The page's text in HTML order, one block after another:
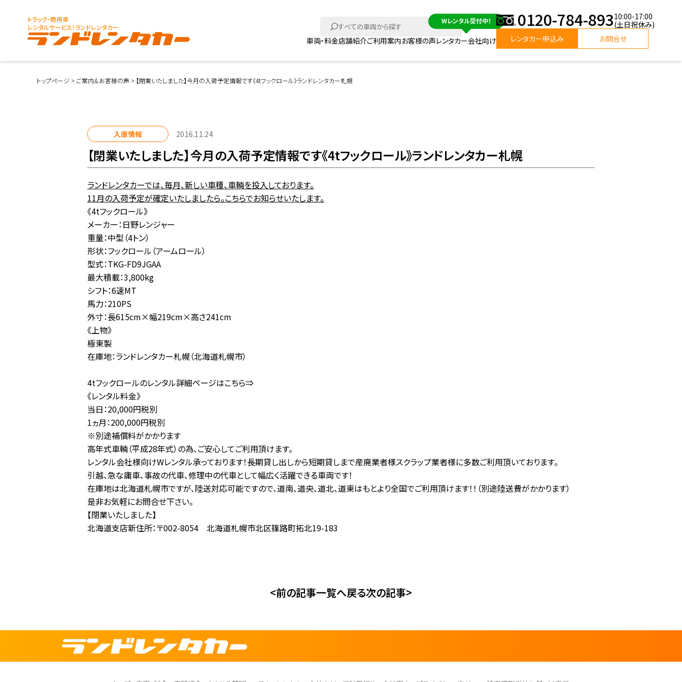
トラック・商用車
レンタルサービス！ランドレンタカー
車両・料金店舗紹介ご利用案内お客様の声レンタカー会社向け
0120-784-89310:00-17:00
(土日祝休み)
レンタカー申込み
お問合せ
トップページ > ご案内＆お客様の声 > 【閉業いたしました】今月の入荷予定情報です《4tフックロール》ランドレンタカー札幌
入庫情報 2016.11.24
【閉業いたしました】今月の入荷予定情報です《4tフックロール》ランドレンタカー札幌
ランドレンタカーでは、毎月、新しい車種、車輌を投入しております。
11月の入荷予定が確定いたしましたら。こちらでお知らせいたします。
《4tフックロール》
メーカー：日野レンジャー
重量：中型（4トン）
形状：フックロール（アームロール）
型式：TKG-FD9JGAA
最大積載：3,800kg
シフト：6速MT
馬力：210PS
外寸：長615cm×幅219cm×高さ241cm
《上物》
極東製
在庫地：ランドレンタカー札幌（北海道札幌市）
4tフックロールのレンタル詳細ページはこちら⇒
《レンタル料金》
当日：20,000円税別
1ヵ月：200,000円税別
※別途補償料がかかります
高年式車輌（平成28年式）の為、ご安心してご利用頂けます。
レンタル会社様向けWレンタル承っております！長期貸し出しから短期貸しまで産廃業者様スクラップ業者様に多数ご利用頂いております。
引越、急な庸車、事故の代車、修理中の代車として幅広く活躍できる車両です！
在庫地は北海道札幌市ですが、陸送対応可能ですので、道南、道央、道北、道東はもとより全国でご利用頂けます！！（別途陸送費がかかります）
是非お気軽にお問合せ下さい。
【閉業いたしました】
北海道支店新住所：〒002-8054 北海道札幌市北区篠路町拓北19-183
<前の記事一覧へ戻る次の記事>